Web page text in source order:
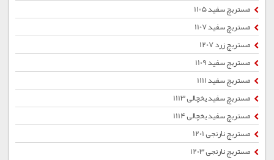
مستربچ سفید 1105
مستربچ سفید 1107
مستربچ زرد 1207
مستربچ سفید 1109
مستربچ سفید 1111
مستربچ سفید یخچالی 1113
مستربچ سفید یخچالی 1114
مستربچ نارنجی 1201
مستربچ نارنجی 1203